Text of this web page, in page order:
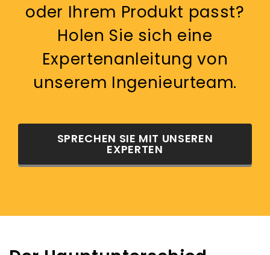
oder Ihrem Produkt passt?
Holen Sie sich eine
Expertenanleitung von
unserem Ingenieurteam.
SPRECHEN SIE MIT UNSEREN
EXPERTEN